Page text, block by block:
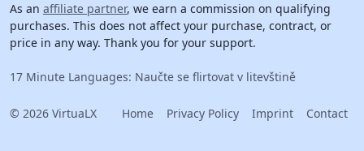
As an affiliate partner, we earn a commission on qualifying
purchases. This does not affect your purchase, contract, or
price in any way. Thank you for your support.
17 Minute Languages: Naučte se flirtovat v litevštině
© 2026 VirtuaLX Home Privacy Policy Imprint Contact